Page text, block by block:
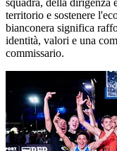
squadra, della dirigenza
territorio e sostenere
bianconera significa
identità, valori e una
commissario.